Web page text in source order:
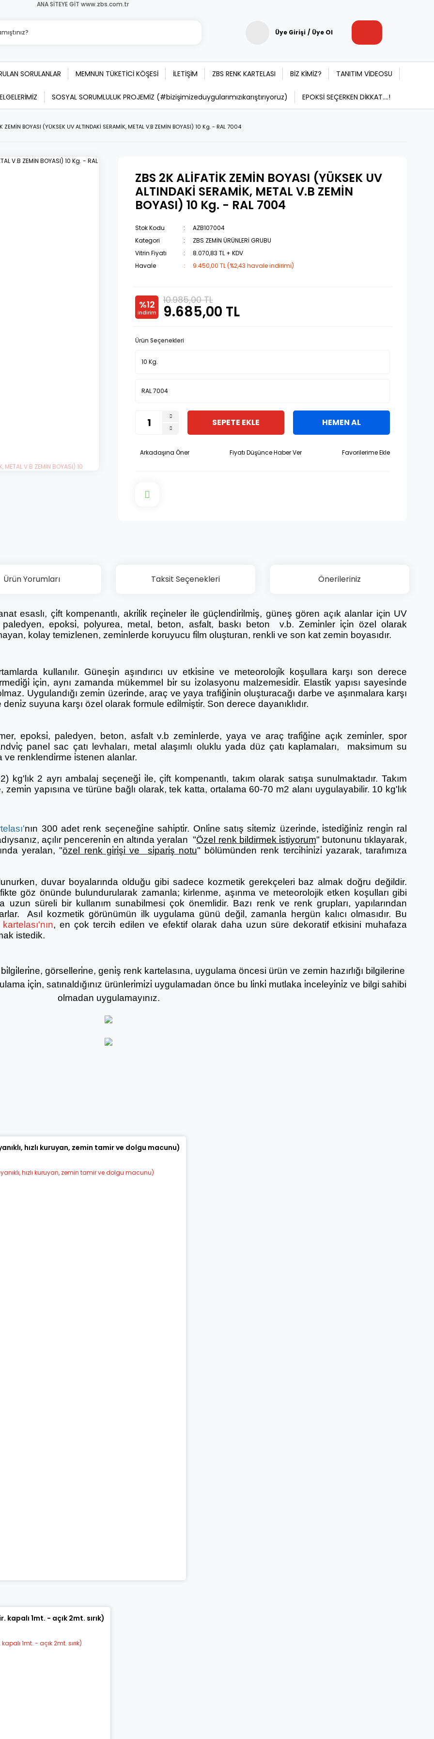
ANA SİTEYE GİT www.zbs.com.tr
Üye Girişi / Üye Ol
SORULANLAR MEMNUN TÜKETİCİ KÖŞESİ İLETİŞİM ZBS RENK KARTELASI BİZ KİMİZ? TANITIM VİDEOSU
SOSYAL SORUMLULUK PROJEMİZ (#bizişimizeduygularımızıkarıştırıyoruz) EPOKSİ SEÇERKEN DİKKAT....!
ZEMİN BOYASI (YÜKSEK UV ALTINDAKİ SERAMİK, METAL V.B ZEMİN BOYASI) 10 Kg. - RAL 7004
ZBS 2K ALİFATİK ZEMİN BOYASI (YÜKSEK UV
ALTINDAKİ SERAMİK, METAL V.B ZEMİN
BOYASI) 10 Kg. - RAL 7004
Stok Kodu
AZB107004
Kategori
ZBS ZEMİN ÜRÜNLERİ GRUBU
Vitrin Fiyatı
8.070,83 TL + KDV
Havale
9.450,00 TL (%2,43 havale indirimi)
%12
indirim
10.985,00 TL
9.685,00 TL
Ürün Seçenekleri
SEPETE EKLE HEMEN AL
Arkadaşına Öner Fiyatı Düşünce Haber Ver
Ürün Yorumları Taksit Seçenekleri Önerileriniz
esaslı, çi̇ft kompenantlı, akri̇li̇k reçi̇neler i̇le güçlendi̇ri̇lmi̇ş, güneş gören açık alanlar için UV
paledyen, epoksi̇, polyurea, metal, beton, asfalt, baskı beton v.b. Zemi̇nler i̇çi̇n özel olarak
kolay temizlenen, zemi̇nlerde koruyucu fi̇lm oluşturan, renkli ve son kat zemin boyasıdır.
kullanılır. Güneşi̇n aşındırıcı uv etki̇si̇ne ve meteoroloji̇k koşullara karşı son derece
i̇çi̇n, aynı zamanda mükemmel bi̇r su i̇zolasyonu malzemesi̇di̇r. Elasti̇k yapısı sayesi̇nde
Uygulandığı zemi̇n üzeri̇nde, araç ve yaya trafiği̇ni̇n oluşturacağı darbe ve aşınmalara karşı
suyuna karşı özel olarak formule edi̇lmi̇şti̇r. Son derece dayanıklıdır.
epoksi̇, paledyen, beton, asfalt v.b zemi̇nlerde, yaya ve araç trafi̇ği̇ne açık zemi̇nler, spor
panel sac çatı levhaları, metal alaşımlı oluklu yada düz çatı kaplamaları, maksimum su
ve renklendi̇rme i̇stenen alanlar.
kg'lık 2 ayrı ambalaj seçeneği̇ i̇le, çi̇ft kompenantlı, takım olarak satışa sunulmaktadır. Takım
zemi̇n yapısına ve türüne bağlı olarak, tek katta, ortalama 60-70 m2 alanı uygulayabilir. 10 kg'lık
nın 300 adet renk seçeneği̇ne sahi̇pti̇r. Onli̇ne satış si̇temi̇z üzeri̇nde, i̇stedi̇ği̇ni̇z rengi̇n ral
açılır pencereni̇n en altında yeralan "Özel renk bildirmek i̇stiyorum" butonunu tıklayarak,
yeralan, "özel renk gi̇ri̇şi̇ ve si̇pari̇ş notu" bölümünden renk terci̇hi̇ni̇zi̇ yazarak, tarafımıza
duvar boyalarında olduğu gibi sadece kozmetik gerekçeleri baz almak doğru değildir.
göz önünde bulundurularak zamanla; kirlenme, aşınma ve meteorolojik etken koşulları gibi
uzun süreli bir kullanım sunabilmesi çok önemlidir. Bazı renk ve renk grupları, yapılarından
Asıl kozmetik görünümün ilk uygulama günü değil, zamanla hergün kalıcı olmasıdır. Bu
, en çok tercih edilen ve efektif olarak daha uzun süre dekoratif etkisini muhafaza
istedik.
görselleri̇ne, geni̇ş renk kartelasına, uygulama öncesi ürün ve zemin hazırlığı bilgilerine
i̇çi̇n, satınaldığınız ürünleri̇mi̇zi̇ uygulamadan önce bu li̇nki̇ mutlaka i̇nceleyi̇ni̇z ve bilgi sahibi
olmadan uygulamayınız.
yetersiz gördüğünüz noktaları öneri formunu kullanarak tarafımıza iletebilirsiniz.
hızlı kuruyan, zemin tamir ve dolgu macunu)
kapalı 1mt. - açık 2mt. sırık)